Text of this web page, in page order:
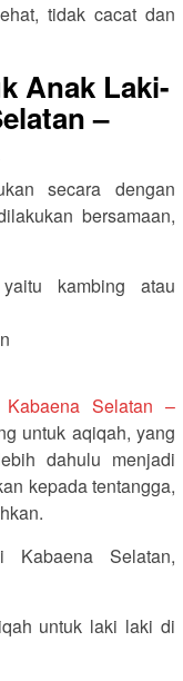
tidak cacat dan
Anak Laki-
–
secara dengan
bersamaan,
kambing atau
Selatan –
untuk aqiqah, yang
dahulu menjadi
kepada tentangga,
untuk laki laki di